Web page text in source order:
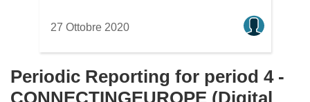
27 Ottobre 2020
Periodic Reporting for period 4 -